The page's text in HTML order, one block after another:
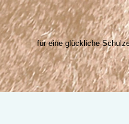
für eine glückliche